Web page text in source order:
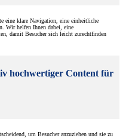
eine klare Navigation, eine einheitliche
Wir helfen Ihnen dabei, eine
damit Besucher sich leicht zurechtfinden
hochwertiger Content für
um Besucher anzuziehen und sie zu